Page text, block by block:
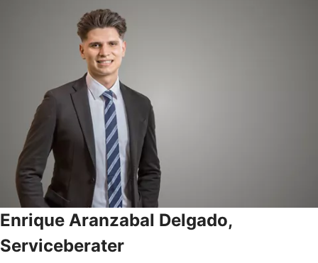
Enrique Aranzabal Delgado,
Serviceberater